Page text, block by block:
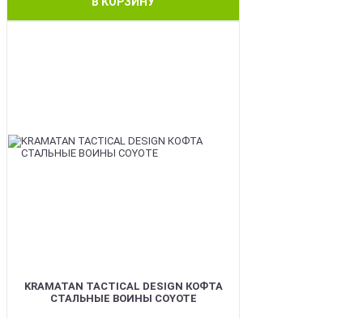
KRAMATAN TACTICAL DESIGN КОФТА
СТАЛЬНЫЕ ВОИНЫ COYOTE